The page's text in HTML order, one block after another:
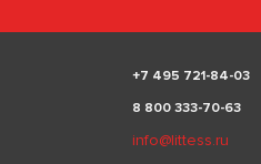
+7 495 721-84-03
8 800 333-70-63
info@littess.ru